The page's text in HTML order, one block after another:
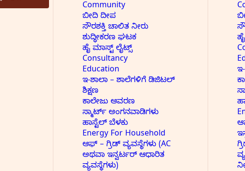
Community
ಬೀದಿ ದೀಪ
ಸೌರಶಕ್ತಿ ಚಾಲಿತ ನೀರು
ಶುದ್ಧೀಕರಣ ಘಟಕ
ಹೈ ಮಾಸ್ಟ್ ಲೈಟ್ಸ್
Consultancy
Education
ಇ-ಶಾಲಾ – ಶಾಲೆಗಳಿಗೆ ಡಿಜಿಟಲ್
ಶಿಕ್ಷಣ
ಕಾಲೇಜು ಆವರಣ
ಸ್ಮಾರ್ಟ್ ಅಂಗನವಾಡಿಗಳು
ಹಾಸ್ಟೆಲ್ ಬೆಳಕು
Energy For Household
ಆಫ್ – ಗ್ರಿಡ್ ವ್ಯವಸ್ಥೆಗಳು (AC
ಅಥವಾ ಇನ್ವರ್ಟರ್ ಆಧಾರಿತ
ವ್ಯವಸ್ಥೆಗಳು)